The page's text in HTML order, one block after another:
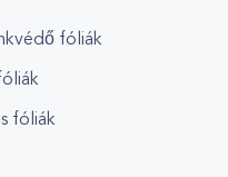
fóliák
fóliák